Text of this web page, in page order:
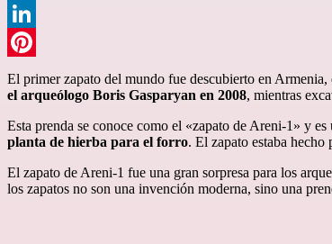
WhatsApp
LinkedIn
Pinterest
El primer zapato del mundo fue descubierto en
el arqueólogo Boris Gasparyan en 2008, mientras
Esta prenda se conoce como el «zapato de Areni-1» y es
planta de hierba para el forro. El zapato estaba hecho
El zapato de Areni-1 fue una gran sorpresa para los
los zapatos no son una invención moderna, sino una